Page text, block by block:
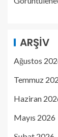
ARŞIV
Ağustos
Temmuz
Haziran
Mayıs 2026